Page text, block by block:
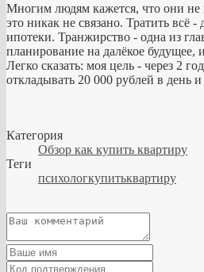
Многим людям кажется, что они не
это никак не связано. Тратить всё -
ипотеки. Транжирство - одна из
планирование на далёкое будущее,
Легко сказать: моя цель - через 2
откладывать 20 000 рублей в день
Категория
Обзор как купить квартиру
Теги
психологкупитьквартиру